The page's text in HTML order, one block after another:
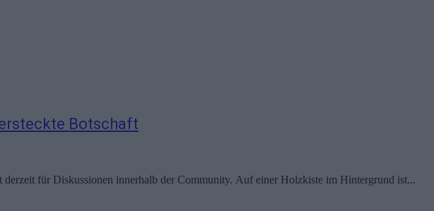
Botschaft
für Diskussionen innerhalb der Community. Auf einer Holzkiste im Hintergrund ist...